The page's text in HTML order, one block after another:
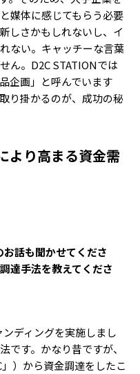
媒体に感じてもらう必要
しさかもしれないし、イ
ない。キャッチーな言葉
ん。D2C STATIONでは
企画」と呼んでいます
り掛かるのが、成功の秘
より高まる資金需
話も聞かせてくださ
達手法を教えてくださ
ディングを実施しまし
です。かなり昔ですが、
）から資金調達をしたこ